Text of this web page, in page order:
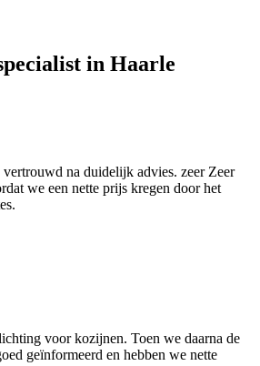
in Haarle
na duidelijk advies. zeer Zeer
we een nette prijs kregen door het
voor kozijnen. Toen we daarna de
geïnformeerd en hebben we nette